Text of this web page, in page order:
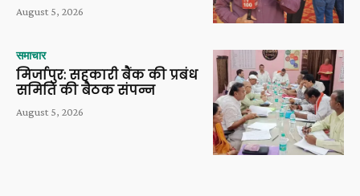
August 5, 2026
समाचार
मिर्जापुर: सहकारी बैंक की प्रबंध
समिति की बैठक संपन्न
August 5, 2026